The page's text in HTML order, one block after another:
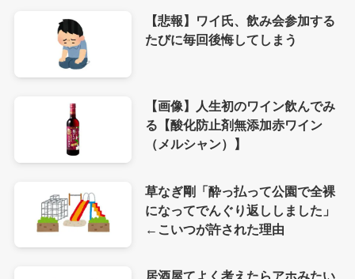
【悲報】ワイ氏、飲み会参加する
たびに毎回後悔してしまう
【画像】人生初のワイン飲んでみ
る【酸化防止剤無添加赤ワイン
（メルシャン）】
草なぎ剛「酔っ払って公園で全裸
になってでんぐり返ししました」
←こいつが許された理由
居酒屋てよく考えたらアホみたい